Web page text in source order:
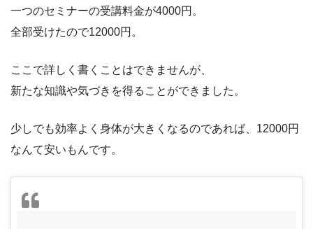
一つのセミナーの受講料金が4000円。
全部受けたので12000円。
ここで詳しく書くことはできませんが、
新たな知識や気づきを得ることができました。
少しでも効率よく身体が大きくなるのであれば、12000円
なんて安いもんです。